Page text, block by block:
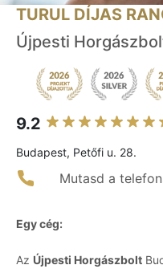
TURUL DÍJAS
Újpesti
9.2
Budapest, Petőfi u. 28.
Mutasd a
Egy cég:
Az Újpesti Horgászbolt